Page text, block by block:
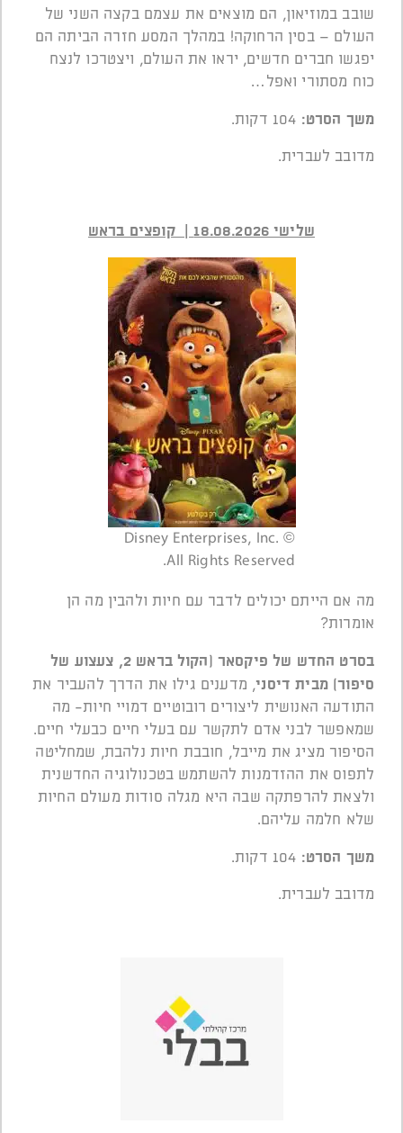
שובב במוזיאון, הם מוצאים את עצמם בקצה השני של
העולם – בסין הרחוקה! במהלך המסע חזרה הביתה הם
יפגשו חברים חדשים, יראו את העולם, ויצטרכו לנצח
כוח מסתורי ואפל…
משך הסרט:
מדובב לעברית.
שלישי 18.08.2026 | קופצים בראש
© Disney Enterprises, Inc.
All Rights Reserved.
מה אם הייתם יכולים לדבר עם חיות ולהבין מה הן
אומרות?
בסרט החדש של פיקסאר (הקול בראש 2, צעצוע של
סיפור) מבית דיסני, מדענים גילו את הדרך להעביר את
התודעה האנושית ליצורים רובוטיים דמויי חיות- מה
שמאפשר לבני אדם לתקשר עם בעלי חיים כבעלי חיים.
הסיפור מציג את מייבל, חובבת חיות נלהבת, שמחליטה
לתפוס את ההזדמנות להשתמש בטכנולוגיה החדשנית
ולצאת להרפתקה שבה היא מגלה סודות מעולם החיות
שלא חלמה עליהם.
משך הסרט:
מדובב לעברית.